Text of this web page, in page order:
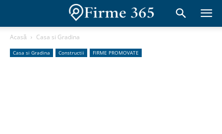
Acasă Casa si Gradina
Casa si Gradina Constructii FIRME PROMOVATE